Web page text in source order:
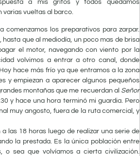
a mis gritos y todos quedamos
varias vueltas al barco.
comenzamos los preparativos para zarpar.
hasta que al mediodía, un poco mas de brisa
el motor, navegando con viento por la
volvimos a entrar a otro canal, donde
hace más frío ya que entramos a la zona
y empiezan a aparecer algunos pequeños
montañas que me recuerdan al Señor
y hace una hora terminó mi guardia. Pero
muy angosto, fuera de la ruta comercial, y
las 18 horas luego de realizar una serie de
la prestada. Es la única población entre
o sea que volvíamos a cierta civilización.